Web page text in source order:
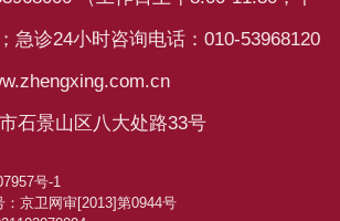
急诊24小时咨询电话：010-53968120
石景山区八大处路33号
号-1
京卫网审[2013]第0944号